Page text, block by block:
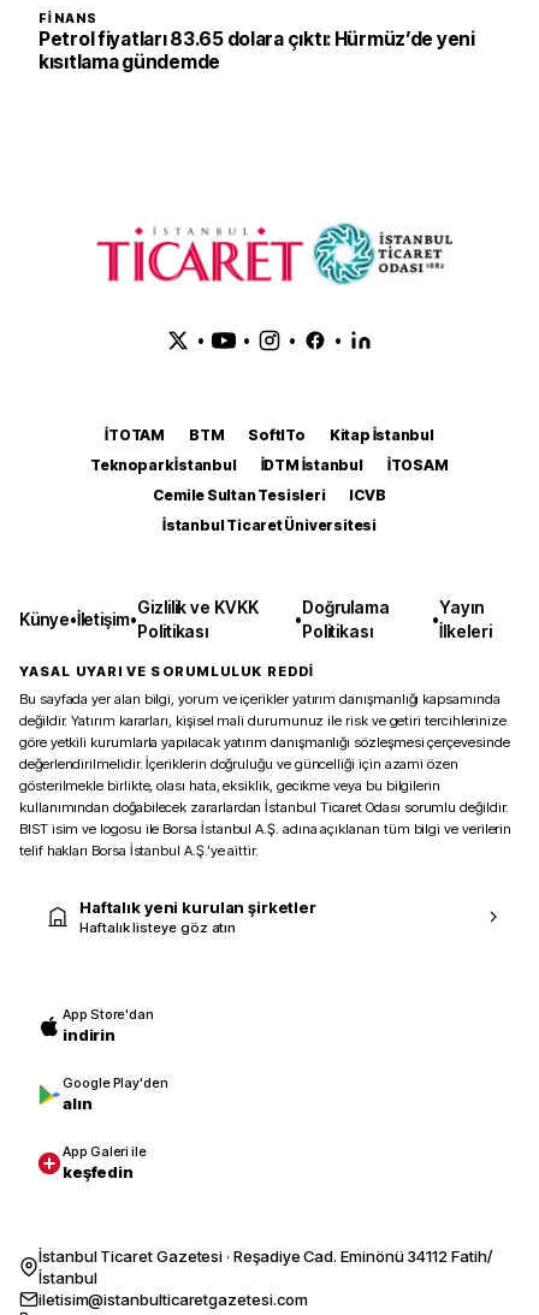
FINANS
Petrol fiyatları 83.65 dolara çıktı: Hürmüz’de yeni
kısıtlama gündemde
• • • •
İTOTAM BTM SoftITo
Kitap İstanbul
Teknopark İstanbul
İDTM İstanbul
İTOSAM
Cemile Sultan Tesisleri
ICVB
İstanbul Ticaret Üniversitesi
Künye•İletişim•
Gizlilik ve KVKK
Politikası
•
Doğrulama
Politikası
•
Yayın
İlkeleri
YASAL UYARI VE SORUMLULUK REDDİ
Bu sayfada yer alan bilgi, yorum ve içerikler yatırım danışmanlığı kapsamında
değildir. Yatırım kararları, kişisel mali durumunuz ile risk ve getiri tercihlerinize
göre yetkili kurumlarla yapılacak yatırım danışmanlığı sözleşmesi çerçevesinde
değerlendirilmelidir. İçeriklerin doğruluğu ve güncelliği için azami özen
gösterilmekle birlikte, olası hata, eksiklik, gecikme veya bu bilgilerin
kullanımından doğabilecek zararlardan İstanbul Ticaret Odası sorumlu değildir.
BIST isim ve logosu ile Borsa İstanbul A.Ş. adına açıklanan tüm bilgi ve verilerin
telif hakları Borsa İstanbul A.Ş.’ye aittir.
Haftalık yeni kurulan şirketler
Haftalık listeye göz atın
App Store'dan
indirin
Google Play'den
alın
App Galeri ile
keşfedin
İstanbul Ticaret Gazetesi · Reşadiye Cad. Eminönü 34112 Fatih/
İstanbul
iletisim@istanbulticaretgazetesi.com